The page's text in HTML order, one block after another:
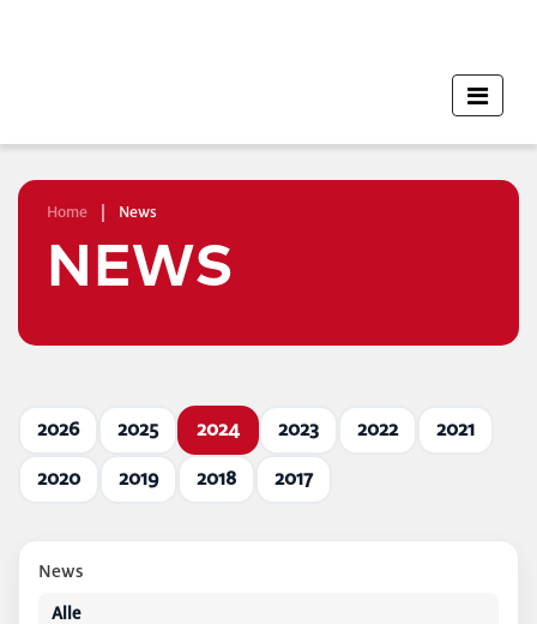
Home News
NEWS
2026 2025 2024 2023 2022 2021
2020 2019 2018 2017
News
Alle